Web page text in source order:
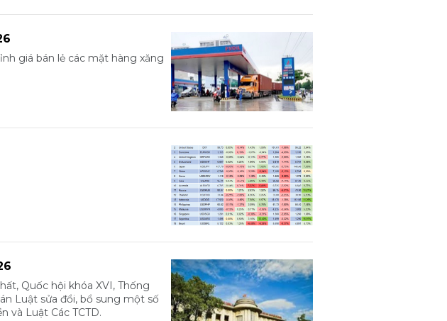
giá bán lẻ các mặt hàng xăng
Quốc hội khóa XVI, Thống
Luật sửa đổi, bổ sung một số
và Luật Các TCTD.